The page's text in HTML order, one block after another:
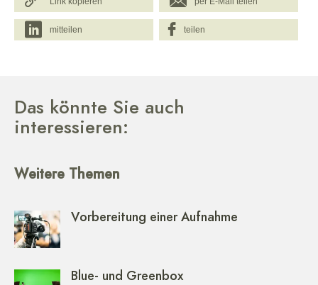
mitteilen teilen
Das könnte Sie auch
interessieren:
Weitere Themen
Vorbereitung einer Aufnahme
Blue- und Greenbox